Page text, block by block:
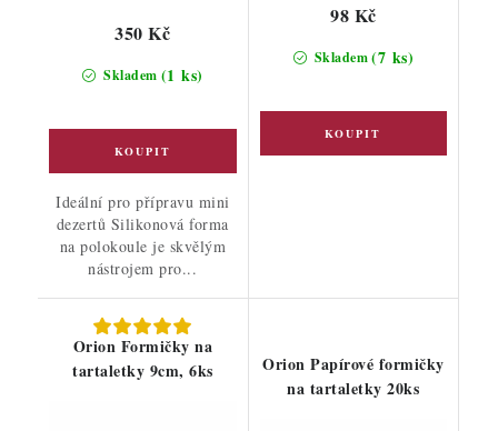
Skladem (1 ks)
350 Kč
Ideální pro přípravu mini
dezertů Silikonová forma
na polokoule je skvělým
nástrojem pro...
Skladem(7 ks)
98 Kč
Orion Formičky na
tartaletky 9cm, 6ks
Orion Papírové formičky
na tartaletky 20ks